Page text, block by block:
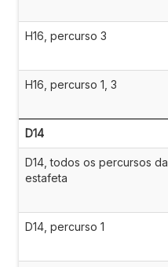
H16, percurso 3
H16, percurso 1, 3
D14
D14, todos os percursos da
estafeta
D14, percurso 1